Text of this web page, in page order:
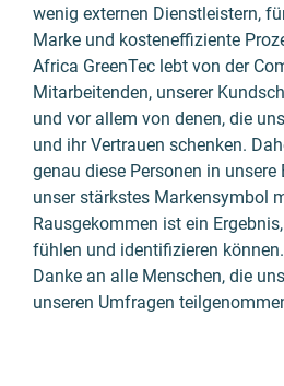
wenig externen Dienst­leistern,
Marke und kosten­effiziente
Africa GreenTec lebt von der
Mitar­beitenden, unserer
und vor allem von denen, die
und ihr Vertrauen schenken.
genau diese Personen in
unser stärkstes Marken­symbol
Rausge­kommen ist ein
fühlen und identi­fizieren
Danke an alle Menschen, die
unseren Umfragen